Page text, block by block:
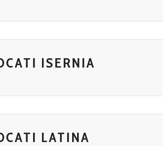
ISERNIA
LATINA